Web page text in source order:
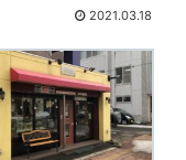
2021.03.18